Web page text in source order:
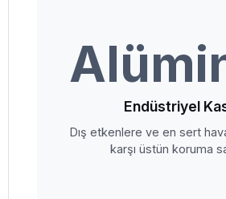
Endüstriyel
Dış etkenlere ve en sert
karşı üstün koruma